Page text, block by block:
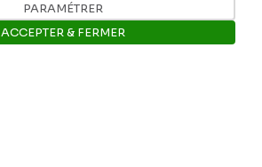
PARAMÉTRER
ACCEPTER & FERMER